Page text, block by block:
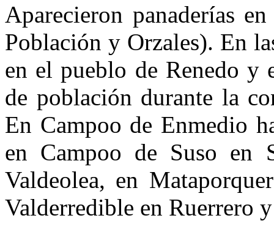
Aparecieron panaderías
Pobla­ción y Orzales). En
en el pue­blo de Renedo y
de población du­rante la
En Campoo de Enmedio
en Campoo de Suso en
Valdeolea, en
Valderredible en Ruerrero